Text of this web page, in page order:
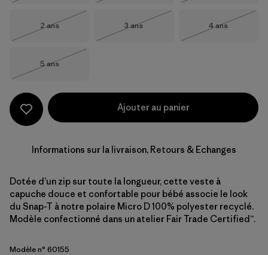
Taille
2 ans
Taille
3 ans
Taille
4 ans
Taille
5 ans
Ajouter au panier
Informations sur la livraison, Retours & Echanges
Dotée d’un zip sur toute la longueur, cette veste à
capuche douce et confortable pour bébé associe le look
du Snap-T à notre polaire Micro D 100% polyester recyclé.
Modèle confectionné dans un atelier Fair Trade Certified™.
Modèle n° 60155